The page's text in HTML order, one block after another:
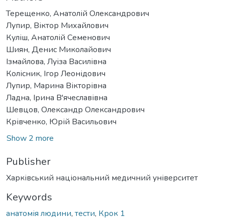
Терещенко, Анатолій Олександрович
Лупир, Віктор Михайлович
Куліш, Анатолій Семенович
Шиян, Денис Миколайович
Ізмайлова, Луіза Василівна
Колісник, Ігор Леонідович
Лупир, Марина Вікторівна
Ладна, Ірина В'ячеславівна
Шевцов, Олександр Олександрович
Крівченко, Юрій Васильович
Show 2 more
Publisher
Харківський національний медичний університет
Keywords
анатомія людини, тести, Крок 1